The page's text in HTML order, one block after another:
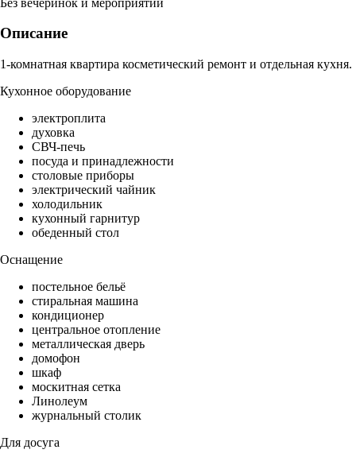
Описание
1-комнатная квартира косметический ремонт и отдельная кухня.
Кухонное оборудование
электроплита
духовка
СВЧ-печь
посуда и принадлежности
столовые приборы
электрический чайник
холодильник
кухонный гарнитур
обеденный стол
Оснащение
постельное бельё
стиральная машина
кондиционер
центральное отопление
металлическая дверь
домофон
шкаф
москитная сетка
Линолеум
журнальный столик
Для досуга